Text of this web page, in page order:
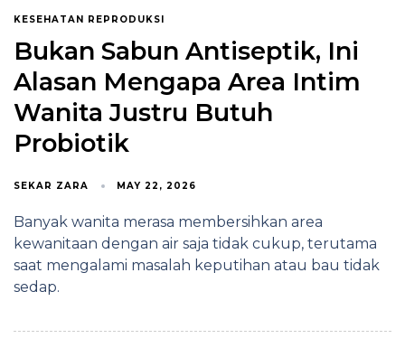
KESEHATAN REPRODUKSI
Bukan Sabun Antiseptik, Ini
Alasan Mengapa Area Intim
Wanita Justru Butuh
Probiotik
SEKAR ZARA MAY 22, 2026
Banyak wanita merasa membersihkan area
kewanitaan dengan air saja tidak cukup, terutama
saat mengalami masalah keputihan atau bau tidak
sedap.